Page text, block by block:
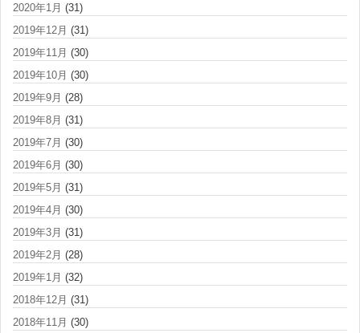
2020年1月 (31)
2019年12月 (31)
2019年11月 (30)
2019年10月 (30)
2019年9月 (28)
2019年8月 (31)
2019年7月 (30)
2019年6月 (30)
2019年5月 (31)
2019年4月 (30)
2019年3月 (31)
2019年2月 (28)
2019年1月 (32)
2018年12月 (31)
2018年11月 (30)